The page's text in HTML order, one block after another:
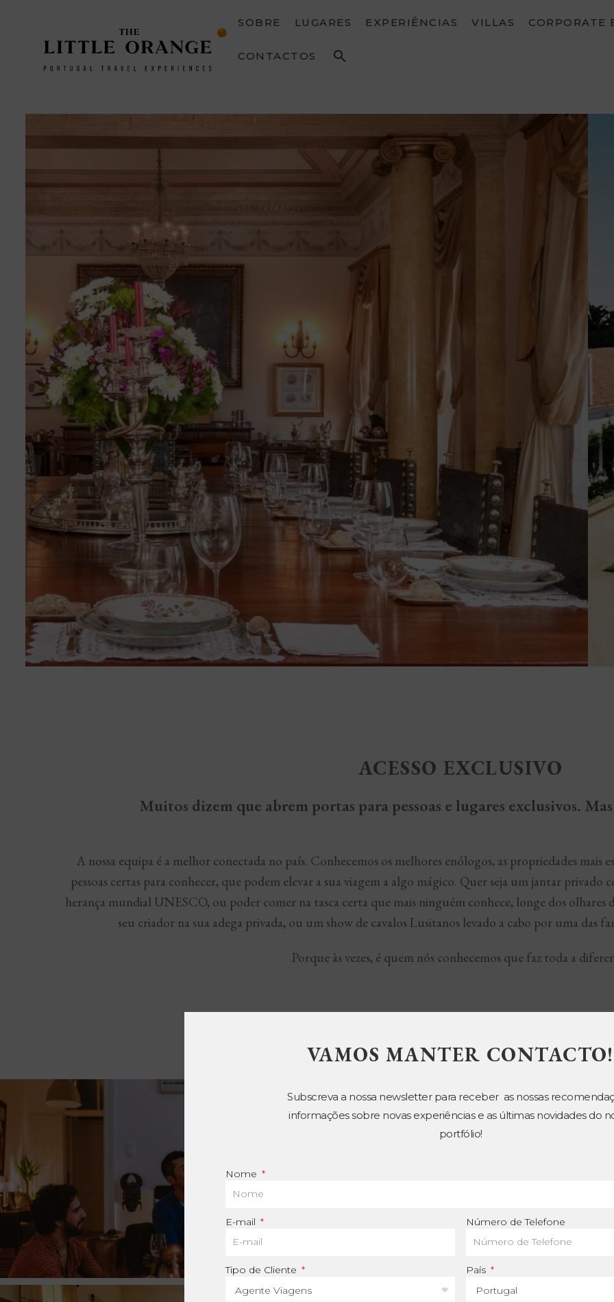
SOBRE LUGARES EXPERIÊNCIAS VILLAS CORPORATE
CONTACTOS
ACESSO EXCLUSIVO
Muitos dizem que abrem portas para pessoas e lugares exclusivos.
A nossa equipa é a melhor conectada no país. Conhecemos os melhores enólogos, as propriedades mais
pessoas certas para conhecer, que podem elevar a sua viagem a algo mágico. Quer seja um jantar
herança mundial UNESCO, ou poder comer na tasca certa que mais ninguém conhece, longe dos
seu criador na sua adega privada, ou um show de cavalos Lusitanos levado a cabo por uma das
Porque às vezes, é quem nós conhecemos que faz toda a
All Centro Lisboa & Arredores
VAMOS MANTER CONTACTO!
Subscreva a nossa newsletter para receber as nossas
informações sobre novas experiências e as últimas novidades do
portfólio!
Nome
E-mail Número de Telefone
Tipo de Cliente País